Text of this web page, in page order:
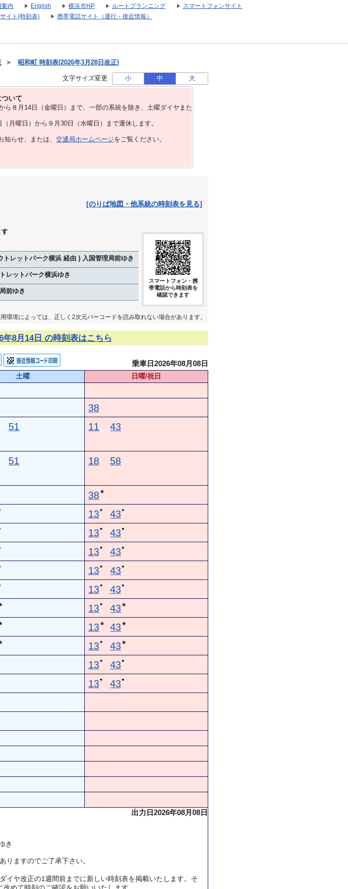
案内 English 横浜市HP ルートプランニング
スマートフォンサイト
イト(時刻表) 携帯電話サイト（運行・接近情報）
＞ 昭和町 時刻表(2026年3月28日改正)
文字サイズ変更 小 中 大
いて
８⽉14⽇（金曜日）まで、⼀部の系統を除き、⼟曜ダイヤまた
月曜日）から９月30日（水曜日）まで運休します。
知らせ、または、 交通局ホームページをご覧ください。
[のりば地図・他系統の時刻表を見る]
す
トレットパーク横浜 経由 ) 入国管理局前ゆき
レットパーク横浜ゆき
前ゆき
スマートフォン・携
帯電話から時刻表を
確認できます
環境によっては、正しく2次元バーコードを読み取れない場合があります。
年8月14日 の時刻表はこちら
乗車日2026年08月08日
土曜
日曜/祝日
38
51 11 43
51 18 58
38★
13● 43●
13● 43●
13● 43●
13● 43●
13● 43●
13● 43★
13★ 43★
13● 43★
13● 43●
13● 43●
出力日2026年08月08日
き
ますのでご了承下さい。
イヤ改正の1週間前までに新しい時刻表を掲載いたします。そ